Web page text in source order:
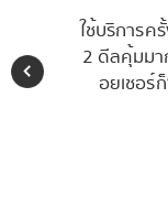
ใช้บริการค
2 ดีลคุ้มมา
อยเชอร์